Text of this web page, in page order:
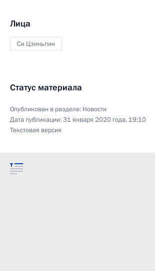
Лица
Си Цзиньпин
Статус материала
Опубликован в разделе: Новости
Дата публикации:31 января 2020 года, 19:10
Текстовая версия